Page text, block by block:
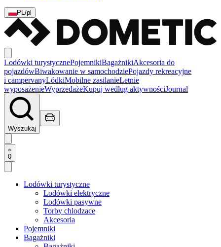
PL/pl
Lodówki turystycznePojemnikiBagażnikiAkcesoria do
pojazdówBiwakowanie w samochodziePojazdy rekreacyjne
i campervanyLódkiMobilne zasilanieLetnie
wyposażenieWyprzedażeKupuj według aktywnościJournal
Wyszukaj
0
Lodówki turystyczne
Lodówki elektryczne
Lodówki pasywne
Torby chlodzace
Akcesoria
Pojemniki
Bagażniki